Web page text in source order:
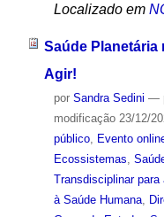
Localizado em
Saúde Planetária
Agir!
por Sandra Sedini —
modificação23/12/
público, Evento
Ecossistemas,
Transdisciplinar
à Saúde Humana,